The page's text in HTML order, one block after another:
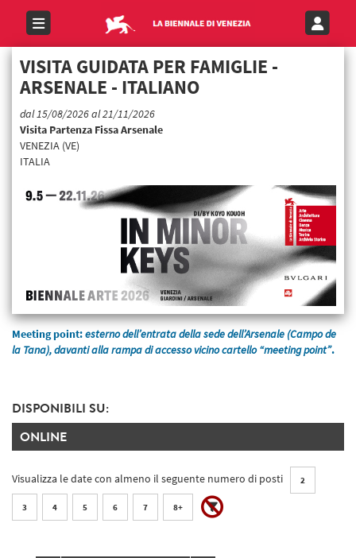
VISITA GUIDATA PER FAMIGLIE -
ARSENALE - ITALIANO
dal 15/08/2026 al 21/11/2026
Visita Partenza Fissa Arsenale
VENEZIA (VE)
ITALIA
Meeting point:esterno dell’entrata della sede dell’Arsenale (Campo de
la Tana), davanti alla rampa di accesso vicino cartello “meeting point”.
DISPONIBILI SU:
ONLINE
Visualizza le date con almeno il seguente numero di posti 2
3 4 5 6 7 8+